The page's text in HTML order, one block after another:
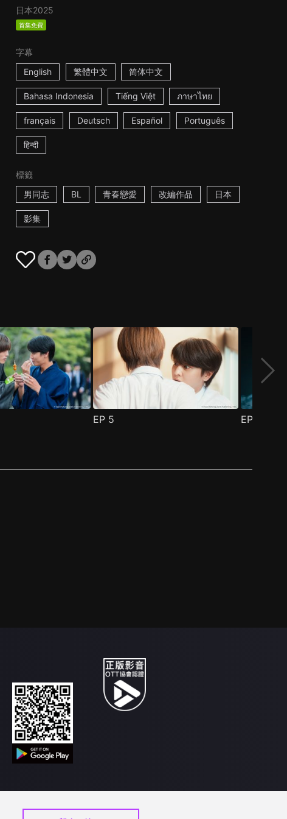
日本2025
首集免費
字幕
English
繁體中文 简体中文
Bahasa Indonesia Tiếng Việt ภาษาไทย
français Deutsch Español Português
हिन्दी
標籤
男同志
BL 青春戀愛 改編作品 日本
影集
EP 5 EP